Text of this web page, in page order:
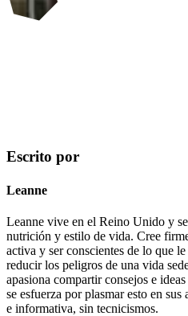
Escrito por
Leanne
Leanne vive en el Reino Unido y
nutrición y estilo de vida. Cree
activa y ser conscientes de lo que
reducir los peligros de una vida
apasiona compartir consejos e
se esfuerza por plasmar esto en
e informativa, sin tecnicismos.